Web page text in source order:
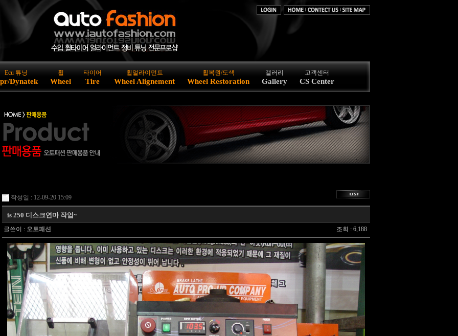
Ecu 튜닝
Dynatek
휠
Wheel
타이어
Tire
휠얼라이먼트
Wheel Alignement
휠복원/도색
Wheel Restoration
갤러리
Gallery
고객센터
CS Center
작성일 : 12-09-20 15:09
is 250 디스크연마 작업~
글쓴이 : 오토패션 조회 : 6,188